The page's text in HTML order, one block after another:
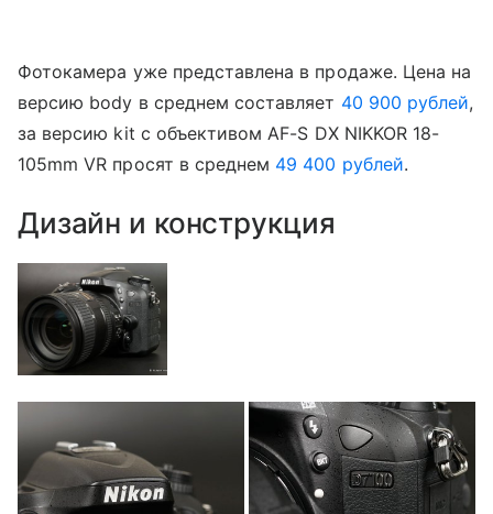
Фотокамера уже представлена в продаже. Цена на
версию body в среднем составляет 40 900 рублей,
за версию kit с объективом AF-S DX NIKKOR 18-
105mm VR просят в среднем 49 400 рублей.
Дизайн и конструкция